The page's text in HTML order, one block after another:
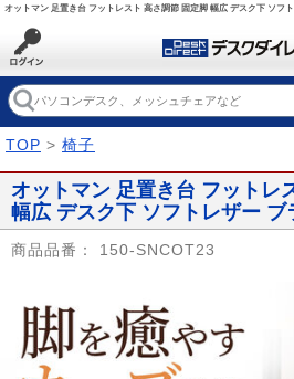
TOP > 椅子
オットマン 足置き台 フットレ
幅広 デスク下 ソフトレザー ブ
商品品番： 150-SNCOT23